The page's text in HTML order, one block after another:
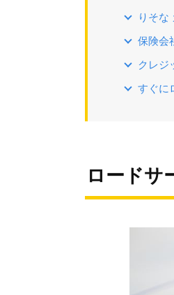
りそな
保険会
クレジ
すぐに
ロードサ